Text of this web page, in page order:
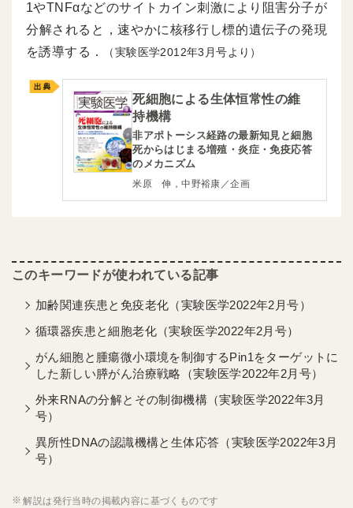
1やTNFαなどのサイトカイン刺激により阻害分子が
分解されると，速やかに核移行し標的遺伝子の発現
を誘導する．
（実験医学2012年3月号より）
死細胞による生体恒常性の維
持機構
非アポトーシス経路の最新知見と細胞
死からはじまる増殖・炎症・免疫応答
のメカニズム
米原 伸，中野裕康／企画
加齢関連疾患と免疫老化（実験医学2022年2月号）
循環器疾患と細胞老化（実験医学2022年2月号）
がん細胞と腫瘍微小環境を制御するPin1をターゲットに
した新しい膵がん治療戦略（実験医学2022年2月号）
外来RNAの分解とその制御機構（実験医学2022年3月
号）
異所性DNAの認識機構と生体応答（実験医学2022年3月
号）
解説は発行当時の掲載内容に基づくものです